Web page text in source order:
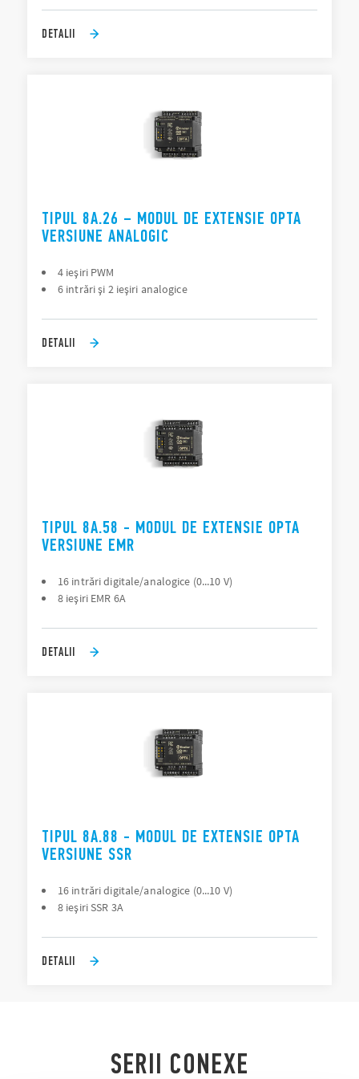
DETALII
TIPUL 8A.26 – MODUL DE EXTENSIE OPTA
VERSIUNE ANALOGIC
4 ieşiri PWM
6 intrări şi 2 ieşiri analogice
DETALII
TIPUL 8A.58 - MODUL DE EXTENSIE OPTA
VERSIUNE EMR
16 intrări digitale/analogice (0...10 V)
8 ieşiri EMR 6A
DETALII
TIPUL 8A.88 - MODUL DE EXTENSIE OPTA
VERSIUNE SSR
16 intrări digitale/analogice (0...10 V)
8 ieşiri SSR 3A
DETALII
SERII CONEXE